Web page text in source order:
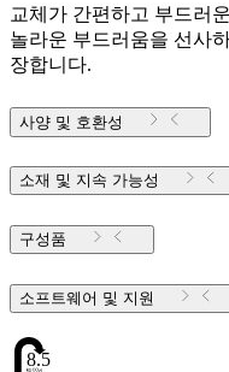
교체가 간편하고 부드러
놀라운 부드러움을 선사
장합니다.
사양 및 호환성
소재 및 지속 가능성
구성품
소프트웨어 및 지원
8.5